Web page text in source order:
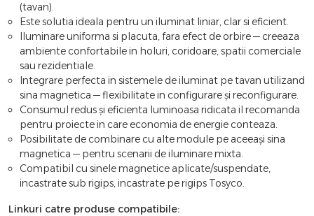
(tavan).
Este solutia ideala pentru un iluminat liniar, clar si eficient.
Iluminare uniforma si placuta, fara efect de orbire — creeaza
ambiente confortabile in holuri, coridoare, spatii comerciale
sau rezidentiale.
Integrare perfecta in sistemele de iluminat pe tavan utilizand
sina magnetica — flexibilitate in configurare și reconfigurare.
Consumul redus și eficienta luminoasa ridicata il recomanda
pentru proiecte in care economia de energie conteaza.
Posibilitate de combinare cu alte module pe aceeași sina
magnetica — pentru scenarii de iluminare mixta.
Compatibil cu sinele magnetice aplicate/suspendate,
incastrate sub rigips, incastrate pe rigips Tosyco.
Linkuri catre produse compatibile: